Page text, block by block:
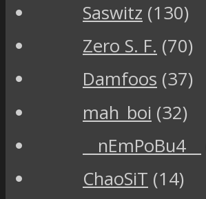
Saswitz (130)
Zero S. F. (70)
Damfoos (37)
mah_boi (32)
__nEmPoBu4__
ChaoSiT (14)